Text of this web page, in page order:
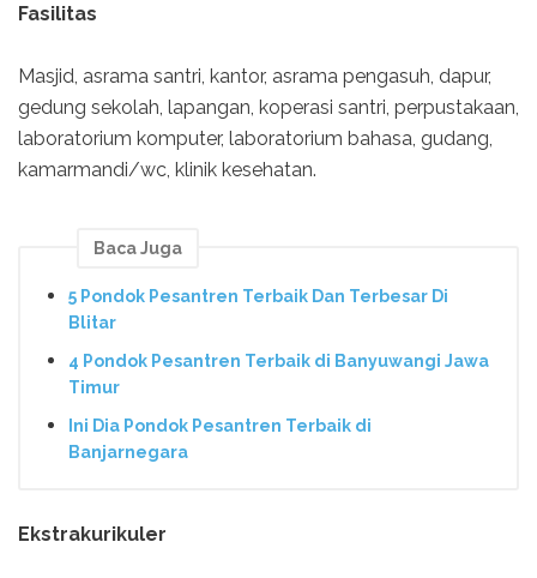
Fasilitas
Masjid, asrama santri, kantor, asrama pengasuh, dapur,
gedung sekolah, lapangan, koperasi santri, perpustakaan,
laboratorium komputer, laboratorium bahasa, gudang,
kamarmandi/wc, klinik kesehatan.
Baca Juga
5 Pondok Pesantren Terbaik Dan Terbesar Di
Blitar
4 Pondok Pesantren Terbaik di Banyuwangi Jawa
Timur
Ini Dia Pondok Pesantren Terbaik di
Banjarnegara
Ekstrakurikuler